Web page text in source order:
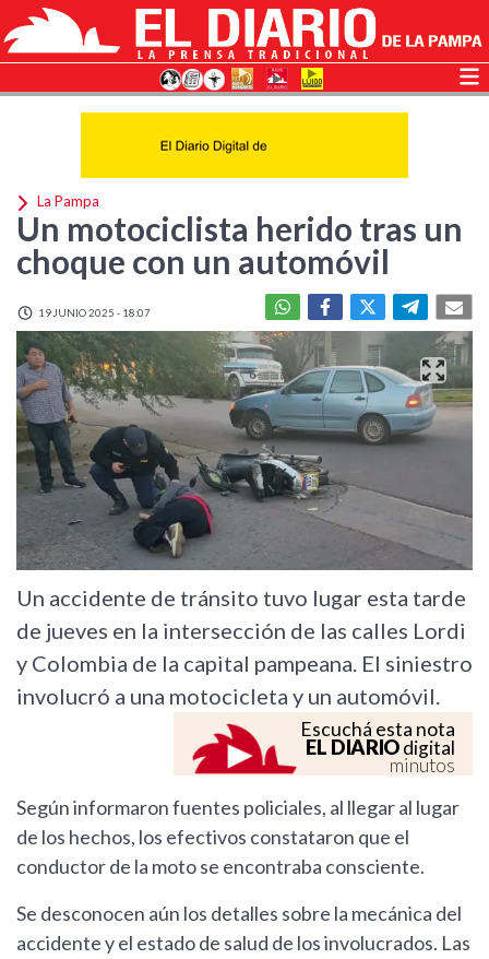
La Pampa
Un motociclista herido tras un
choque con un automóvil
19 JUNIO 2025 - 18:07
Un accidente de tránsito tuvo lugar esta tarde
de jueves en la intersección de las calles Lordi
y Colombia de la capital pampeana. El siniestro
involucró a una motocicleta y un automóvil.
Escuchá esta nota
EL DIARIOdigital
minutos
Según informaron fuentes policiales, al llegar al lugar
de los hechos, los efectivos constataron que el
conductor de la moto se encontraba consciente.
Se desconocen aún los detalles sobre la mecánica del
accidente y el estado de salud de los involucrados. Las